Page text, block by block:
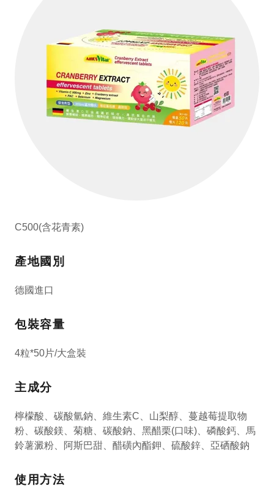
C500(含花青素)
產地國別
德國進口
包裝容量
4粒*50片/大盒裝
主成分
檸檬酸、碳酸氫鈉、維生素C、山梨醇、蔓越莓提取物
粉、碳酸鎂、菊糖、碳酸鈉、黑醋栗(口味)、磷酸鈣、馬
鈴薯澱粉、阿斯巴甜、醋磺內酯鉀、硫酸鋅、亞硒酸鈉
使用方法